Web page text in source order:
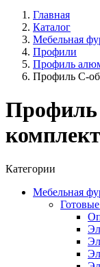
Главная
Каталог
Мебельная
Профили
Профиль
Профиль C-
Профиль
Категории
Мебельная